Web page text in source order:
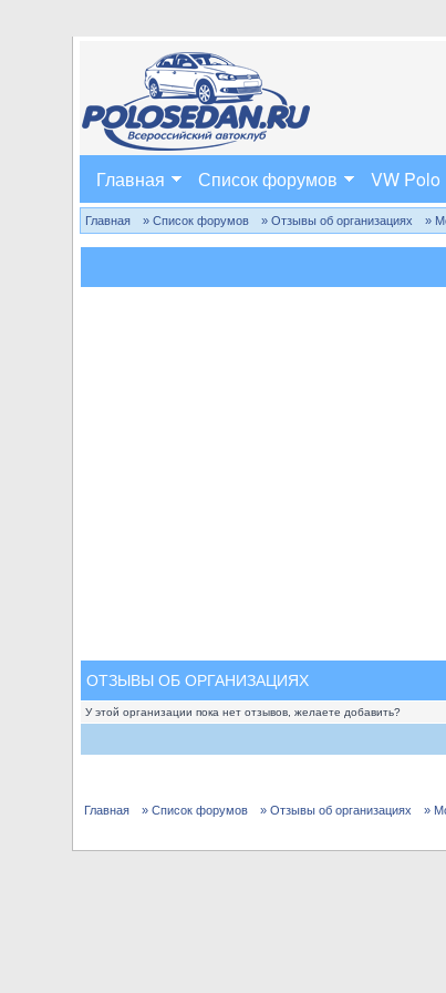
Главная Список форумов VW Polo
Главная » Список форумов » Отзывы об организациях »
ОТЗЫВЫ ОБ ОРГАНИЗАЦИЯХ
У этой организации пока нет отзывов, желаете добавить?
Главная » Список форумов » Отзывы об организациях »